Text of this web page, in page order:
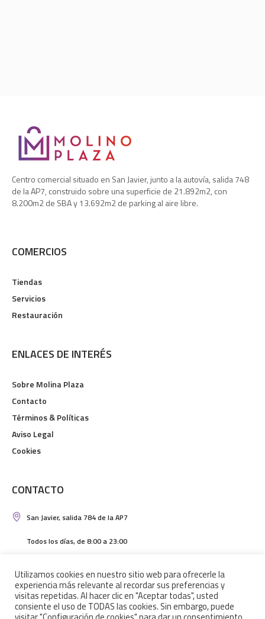
Centro comercial situado en San Javier, junto a la autovía, salida 748
de la AP7, construido sobre una superficie de 21.892m2, con
8.200m2 de SBA y 13.692m2 de parking al aire libre.
COMERCIOS
Tiendas
Servicios
Restauración
ENLACES DE INTERÉS
Sobre Molina Plaza
Contacto
Términos & Políticas
Aviso Legal
Cookies
CONTACTO
San Javier, salida 784 de la AP7
Todos los días, de 8:00 a 23:00
+34 965 70 93 35
Utilizamos cookies en nuestro sitio web para ofrecerle la
experiencia más relevante al recordar sus preferencias y
visitas repetidas. Al hacer clic en "Aceptar todas", usted
consiente el uso de TODAS las cookies. Sin embargo, puede